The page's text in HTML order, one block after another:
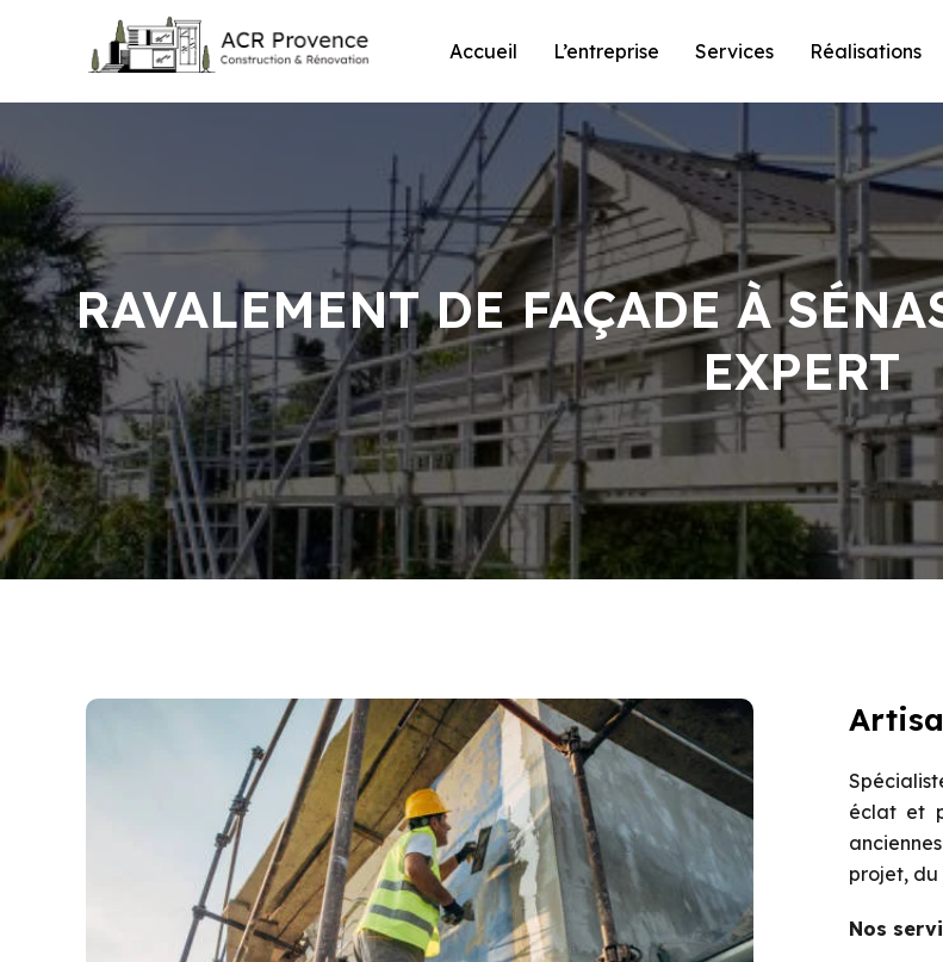
Accueil L’entreprise Services Réalisations
RAVALEMENT DE FAÇADE À
EXPERT
éclat et
projet,
Nos